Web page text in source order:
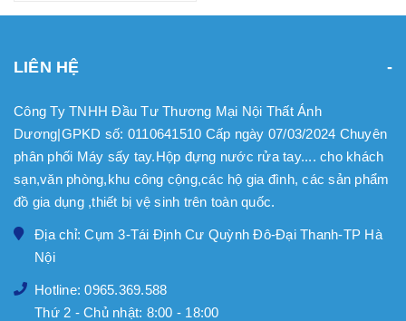
LIÊN HỆ
Công Ty TNHH Đầu Tư Thương Mại Nội Thất Ánh
Dương|GPKD số: 0110641510 Cấp ngày 07/03/2024 Chuyên
phân phối Máy sấy tay.Hộp đựng nước rửa tay.... cho khách
sạn,văn phòng,khu công cộng,các hộ gia đình, các sản phẩm
đồ gia dụng ,thiết bị vệ sinh trên toàn quốc.
Địa chỉ: Cụm 3-Tái Định Cư Quỳnh Đô-Đại Thanh-TP Hà
Nội
Hotline: 0965.369.588
Thứ 2 - Chủ nhật: 8:00 - 18:00